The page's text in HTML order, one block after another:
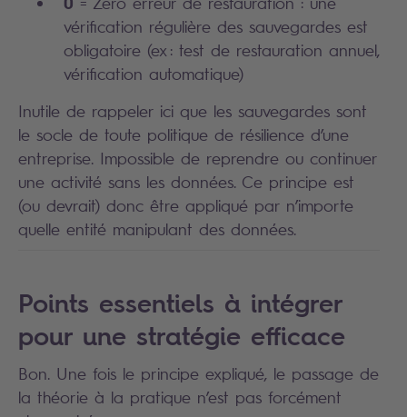
vérification régulière des sauvegardes est
obligatoire (ex : test de restauration annuel,
vérification automatique)
Inutile de rappeler ici que les sauvegardes sont
le socle de toute politique de résilience d’une
entreprise. Impossible de reprendre ou continuer
une activité sans les données. Ce principe est
(ou devrait) donc être appliqué par n’importe
quelle entité manipulant des données.
Points essentiels à intégrer
pour une stratégie efficace
Bon. Une fois le principe expliqué, le passage de
la théorie à la pratique n’est pas forcément